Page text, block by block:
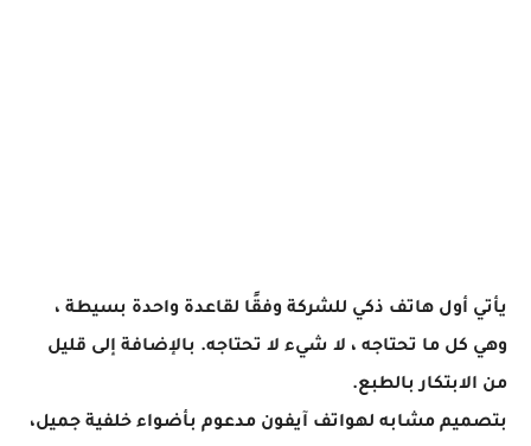
يأتي أول هاتف ذكي للشركة وفقًا لقاعدة واحدة بسيطة ،
وهي كل ما تحتاجه ، لا شيء لا تحتاجه. بالإضافة إلى قليل
من الابتكار بالطبع.
بتصميم مشابه لهواتف آيفون مدعوم بأضواء خلفية جميل،